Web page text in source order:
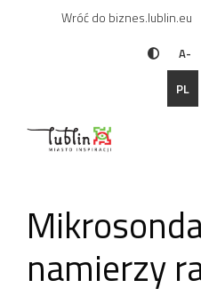
Wróć do biznes.lublin.eu
A-
PL
namierzy